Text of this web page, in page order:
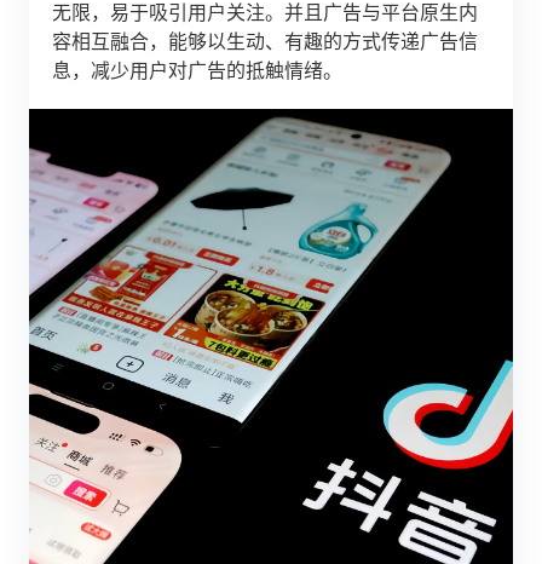
无限，易于吸引用户关注。并且广告与平台原生内
容相互融合，能够以生动、有趣的方式传递广告信
息，减少用户对广告的抵触情绪。